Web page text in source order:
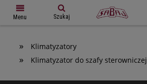
Menu Szukaj
» Klimatyzatory
» Klimatyzator do szafy